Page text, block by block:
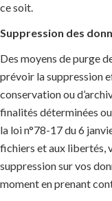
ce soit.
Suppression des
Des moyens de purge
prévoir la suppression
conservation ou
finalités déterminées
la loi n°78-17 du 6
fichiers et aux libertés,
suppression sur vos
moment en prenant